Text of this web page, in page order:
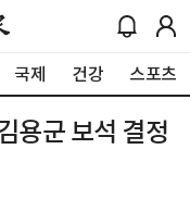
국제 건강 스포츠
용군 보석 결정